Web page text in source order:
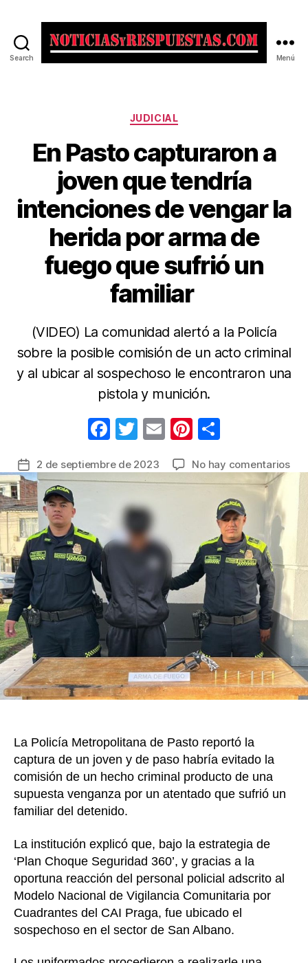
Search Menú
Categorías
JUDICIAL
En Pasto capturaron a
joven que tendría
intenciones de vengar la
herida por arma de
fuego que sufrió un
familiar
(VIDEO) La comunidad alertó a la Policía
sobre la posible comisión de un acto criminal
y al ubicar al sospechoso le encontraron una
pistola y munición.
F
c
b
o
k
T
itt
E
ail
Pi
er m
p
ar
tir
Fecha
de
la
entrada
2 de septiembre de 2023 No hay comentariosen
de
la
por
de
La Policía Metropolitana de Pasto reportó la
captura de un joven y de paso habría evitado la
comisión de un hecho criminal producto de una
supuesta venganza por un atentado que sufrió un
familiar del detenido.
La institución explicó que, bajo la estrategia de
‘Plan Choque Seguridad 360’, y gracias a la
oportuna reacción del personal policial adscrito al
Modelo Nacional de Vigilancia Comunitaria por
Cuadrantes del CAI Praga, fue ubicado el
sospechoso en el sector de San Albano.